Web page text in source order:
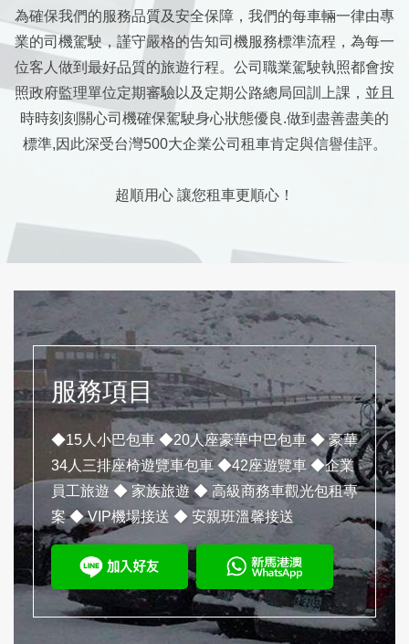
為確保我們的服務品質及安全保障，我們的每車輛一律由專
業的司機駕駛，謹守嚴格的告知司機服務標準流程，為每一
位客人做到最好品質的旅遊行程。公司職業駕駛執照都會按
照政府監理單位定期審驗以及定期公路總局回訓上課，並且
時時刻刻關心司機確保駕駛身心狀態優良.做到盡善盡美的
標準,因此深受台灣500大企業公司租車肯定與信譽佳評。
超順用心 讓您租車更順心！
服務項目
◆15人小巴包車 ◆20人座豪華中巴包車 ◆ 豪華
34人三排座椅遊覽車包車 ◆42座遊覽車 ◆企業
員工旅遊 ◆ 家族旅遊 ◆ 高級商務車觀光包租專
案 ◆ VIP機場接送 ◆ 安親班溫馨接送